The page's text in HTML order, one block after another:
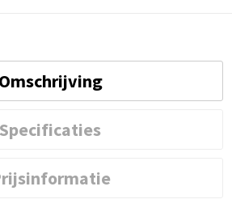
Omschrijving
Specificaties